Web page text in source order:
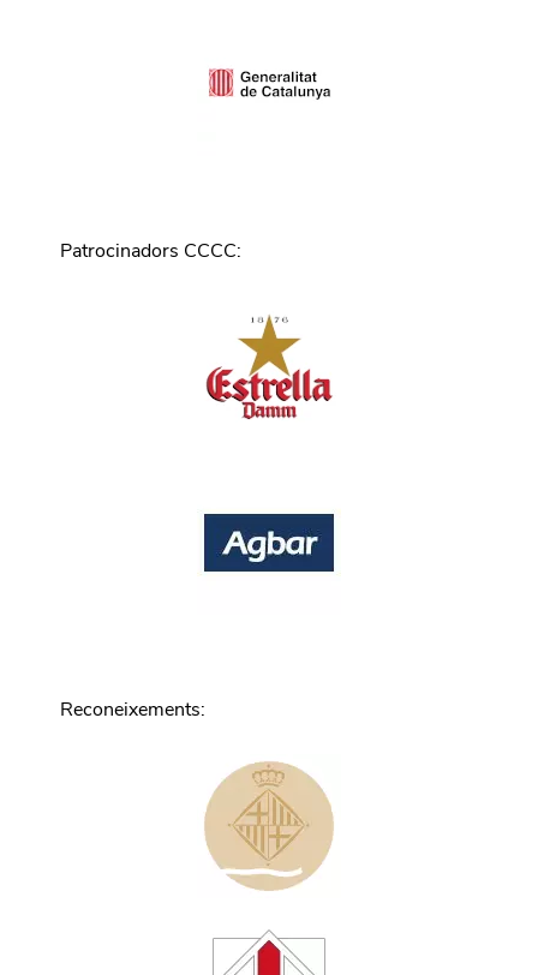
Patrocinadors CCCC:
Reconeixements: